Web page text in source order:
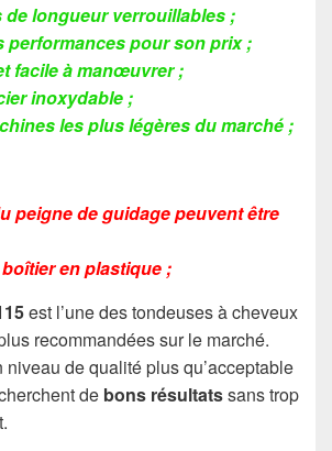
de longueur verrouillables ;
performances pour son prix ;
facile à manœuvrer ;
inoxydable ;
les plus légères du marché ;
peigne de guidage peuvent être
en plastique ;
est l’une des tondeuses à cheveux
recommandées sur le marché.
de qualité plus qu’acceptable
de bons résultatssans trop